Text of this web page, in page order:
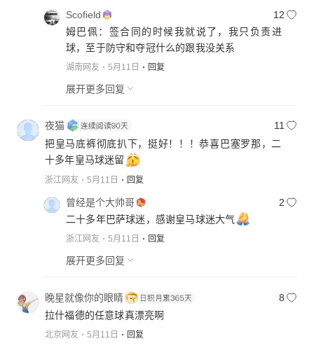
Scofield
12
姆巴佩：签合同的时候我就说了，我只负责进
球，至于防守和夺冠什么的跟我没关系
湖南网友 5月11日 回复
展开更多回复
夜猫
11
把皇马底裤彻底扒下，挺好！！！恭喜巴塞罗那，二
十多年皇马球迷留
浙江网友 5月11日 回复
曾经是个大帅哥
2
二十多年巴萨球迷，感谢皇马球迷大气
浙江网友 5月11日 回复
展开更多回复
晚星就像你的眼睛
8
拉什福德的任意球真漂亮啊
北京网友 5月11日 回复